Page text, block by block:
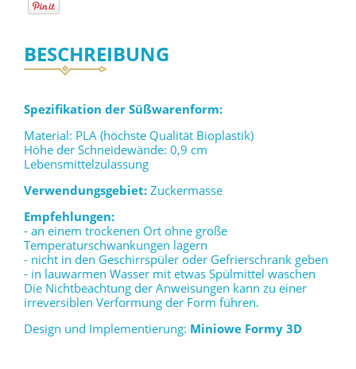
BESCHREIBUNG
Spezifikation der Süßwarenform:
Material: PLA (höchste Qualität Bioplastik)
Höhe der Schneidewände: 0,9 cm
Lebensmittelzulassung
Verwendungsgebiet: Zuckermasse
Empfehlungen:
- an einem trockenen Ort ohne große
Temperaturschwankungen lagern
- nicht in den Geschirrspüler oder Gefrierschrank geben
- in lauwarmen Wasser mit etwas Spülmittel waschen
Die Nichtbeachtung der Anweisungen kann zu einer
irreversiblen Verformung der Form führen.
Design und Implementierung: Miniowe Formy 3D